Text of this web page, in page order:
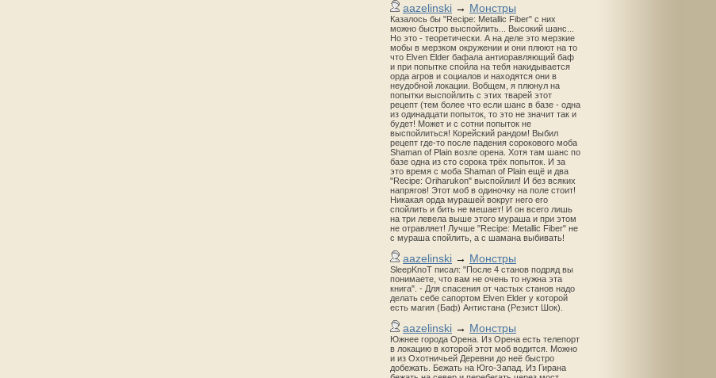
aazelinski → Монстры
Казалось бы "Recipe: Metallic Fiber" с них
можно быстро выспойлить... Высокий шанс...
Но это - теоретически. А на деле это мерзкие
мобы в мерзком окружении и они плюют на то
что Elven Elder бафала антиоравляющий баф
и при попытке спойла на тебя накидывается
орда агров и социалов и находятся они в
неудобной локации. Вобщем, я плюнул на
попытки выспойлить с этих тварей этот
рецепт (тем более что если шанс в базе - одна
из одинадцати попыток, то это не значит так и
будет! Может и с сотни попыток не
выспойлиться! Корейский рандом! Выбил
рецепт где-то после падения сорокового моба
Shaman of Plain возле орена. Хотя там шанс по
базе одна из сто сорока трёх попыток. И за
это время с моба Shaman of Plain ещё и два
"Recipe: Oriharukon" выспойлил! И без всяких
напрягов! Этот моб в одиночку на поле стоит!
Никакая орда мурашей вокруг него его
спойлить и бить не мешает! И он всего лишь
на три левела выше этого мураша и при этом
не отравляет! Лучше "Recipe: Metallic Fiber" не
с мураша спойлить, а с шамана выбивать!
aazelinski → Монстры
SleepKnoT писал: "После 4 станов подряд вы
понимаете, что вам не очень то нужна эта
книга". - Для спасения от частых станов надо
делать себе сапортом Elven Elder у которой
есть магия (Баф) Антистана (Резист Шок).
aazelinski → Монстры
Южнее города Орена. Из Орена есть телепорт
в локацию в которой этот моб водится. Можно
и из Охотничьей Деревни до неё быстро
добежать. Бежать на Юго-Запад. Из Гирана